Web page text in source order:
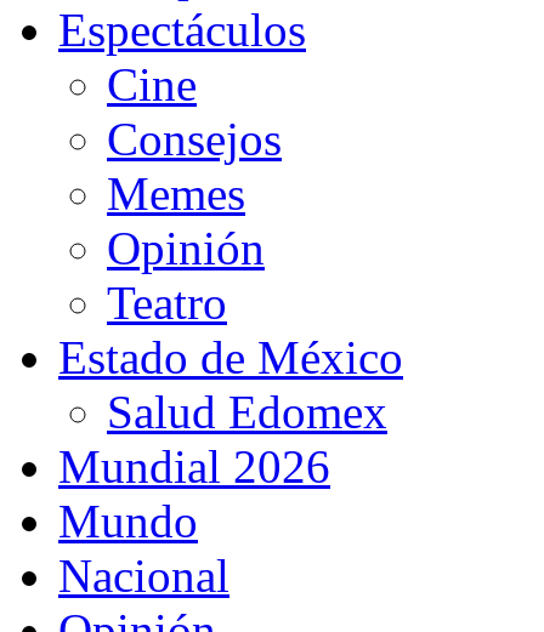
Espectáculos
Cine
Consejos
Memes
Opinión
Teatro
Estado de México
Salud Edomex
Mundial 2026
Mundo
Nacional